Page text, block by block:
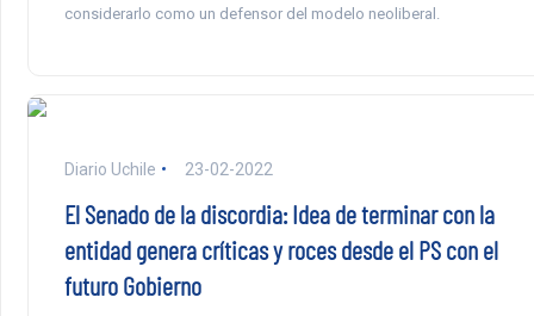
considerarlo como un defensor del modelo neoliberal.
Diario Uchile 23-02-2022
El Senado de la discordia: Idea de terminar con la
entidad genera críticas y roces desde el PS con el
futuro Gobierno